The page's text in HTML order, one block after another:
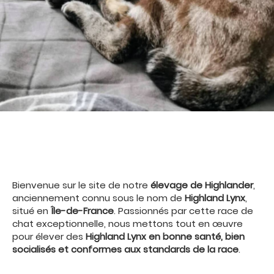
Bienvenue sur le site de notre élevage de Highlander,
anciennement connu sous le nom de Highland Lynx,
situé en Île-de-France. Passionnés par cette race de
chat exceptionnelle, nous mettons tout en œuvre
pour élever des Highland Lynx en bonne santé, bien
socialisés et conformes aux standards de la race.